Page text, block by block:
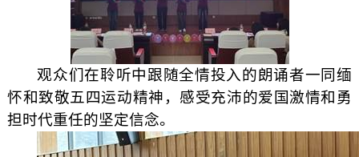
观众们在聆听中跟随全情投入的朗诵者一同缅
怀和致敬五四运动精神，感受充沛的爱国激情和勇
担时代重任的坚定信念。